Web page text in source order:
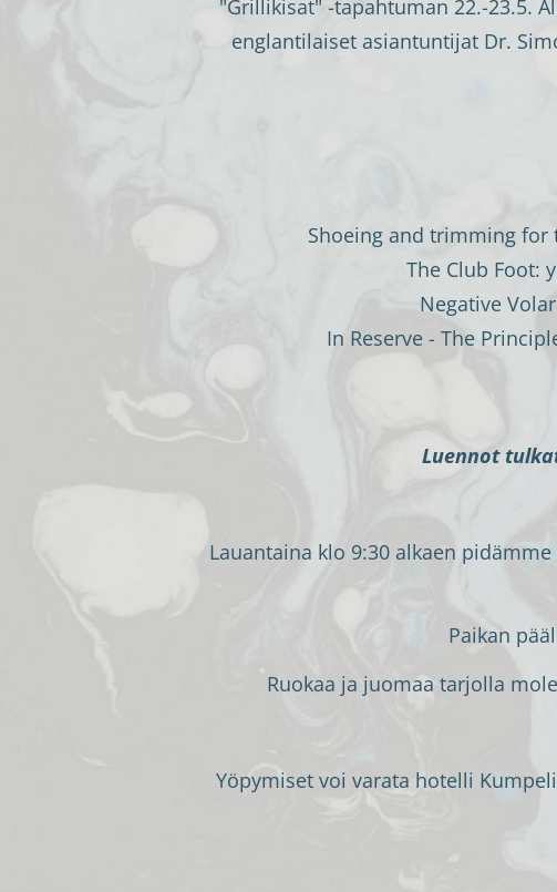
"Grillikisat" -tapahtuman 22.-23.5.
englantilaiset asiantuntijat Dr.
Shoeing and trimming
The Club Foot:
Negative
In Reserve - The
Luennot
Lauantaina klo 9:30 alkaen
Paikan
Ruokaa ja juomaa tarjolla
Yöpymiset voi varata hotelli